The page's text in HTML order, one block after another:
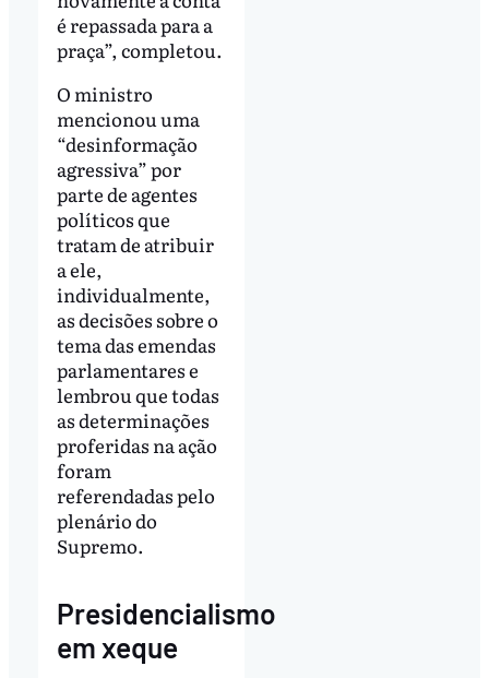
é repassada para a
praça”, completou.
O ministro
mencionou uma
“desinformação
agressiva” por
parte de agentes
políticos que
tratam de atribuir
a ele,
individualmente,
as decisões sobre o
tema das emendas
parlamentares e
lembrou que todas
as determinações
proferidas na ação
foram
referendadas pelo
plenário do
Supremo.
Presidencialismo
em xeque